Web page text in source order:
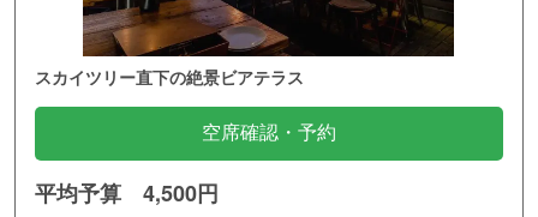
スカイツリー直下の絶景ビアテラス
空席確認・予約
平均予算 4,500円